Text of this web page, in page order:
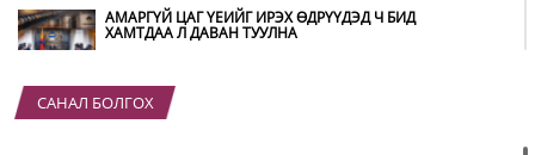
АМАРГҮЙ ЦАГ ҮЕИЙГ ИРЭХ ӨДРҮҮДЭД Ч БИД
ХАМТДАА Л ДАВАН ТУУЛНА
ОХУ-ААС СҮХБААТАР БООМТООР ОРЖ ИРСЭН
САНАЛ БОЛГОХ